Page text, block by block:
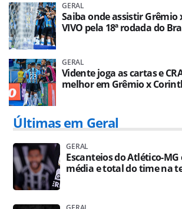
GERAL
Saiba onde assistir Grêmio
VIVO pela 18ª rodada do
GERAL
Vidente joga as cartas e
melhor em Grêmio x
Últimas em Geral
GERAL
Escanteios do Atlético-MG
média e total do time na